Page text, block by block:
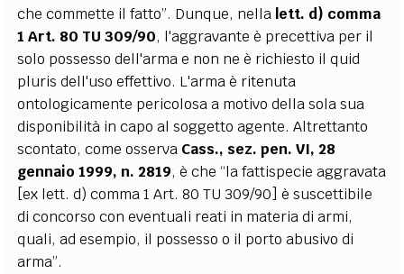
che commette il fatto”. Dunque, nella lett. d) comma
1 Art. 80 TU 309/90, l'aggravante è precettiva per il
solo possesso dell'arma e non ne è richiesto il quid
pluris dell'uso effettivo. L'arma è ritenuta
ontologicamente pericolosa a motivo della sola sua
disponibilità in capo al soggetto agente. Altrettanto
scontato, come osserva Cass., sez. pen. VI, 28
gennaio 1999, n. 2819, è che “la fattispecie aggravata
[ex lett. d) comma 1 Art. 80 TU 309/90] è suscettibile
di concorso con eventuali reati in materia di armi,
quali, ad esempio, il possesso o il porto abusivo di
arma”.